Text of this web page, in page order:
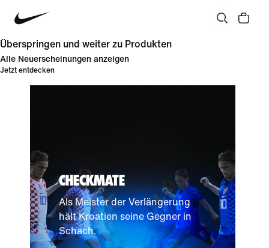
Überspringen und weiter zu Produkten
Alle Neuerscheinungen anzeigen
Jetzt entdecken
CHECKMATE
Als Meister der Verlängerung
hält Kroatien seine Gegner in
Schach.